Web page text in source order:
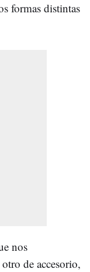
formas distintas
nos
de accesorio,